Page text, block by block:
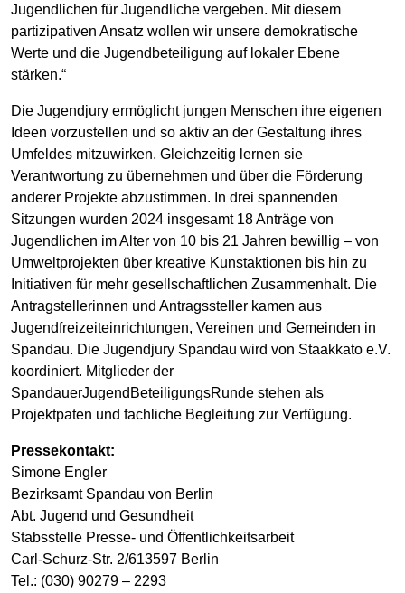
Jugendlichen für Jugendliche vergeben. Mit diesem
partizipativen Ansatz wollen wir unsere demokratische
Werte und die Jugendbeteiligung auf lokaler Ebene
stärken.“
Die Jugendjury ermöglicht jungen Menschen ihre eigenen
Ideen vorzustellen und so aktiv an der Gestaltung ihres
Umfeldes mitzuwirken. Gleichzeitig lernen sie
Verantwortung zu übernehmen und über die Förderung
anderer Projekte abzustimmen. In drei spannenden
Sitzungen wurden 2024 insgesamt 18 Anträge von
Jugendlichen im Alter von 10 bis 21 Jahren bewillig – von
Umweltprojekten über kreative Kunstaktionen bis hin zu
Initiativen für mehr gesellschaftlichen Zusammenhalt. Die
Antragstellerinnen und Antragssteller kamen aus
Jugendfreizeiteinrichtungen, Vereinen und Gemeinden in
Spandau. Die Jugendjury Spandau wird von Staakkato e.V.
koordiniert. Mitglieder der
SpandauerJugendBeteiligungsRunde stehen als
Projektpaten und fachliche Begleitung zur Verfügung.
Pressekontakt:
Simone Engler
Bezirksamt Spandau von Berlin
Abt. Jugend und Gesundheit
Stabsstelle Presse- und Öffentlichkeitsarbeit
Carl-Schurz-Str. 2/613597 Berlin
Tel.: (030) 90279 – 2293